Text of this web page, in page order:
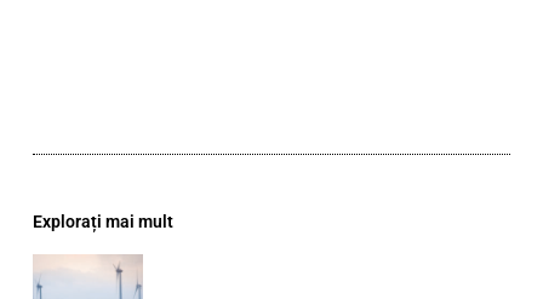
Explorați mai mult